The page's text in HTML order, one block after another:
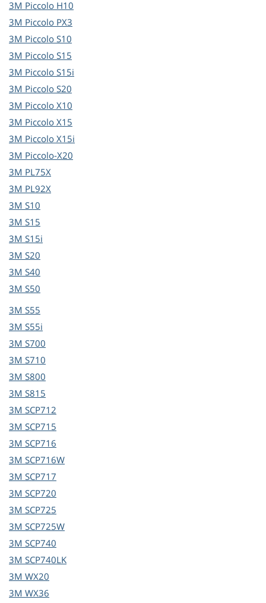
3M Piccolo H10
3M Piccolo PX3
3M Piccolo S10
3M Piccolo S15
3M Piccolo S15i
3M Piccolo S20
3M Piccolo X10
3M Piccolo X15
3M Piccolo X15i
3M Piccolo-X20
3M PL75X
3M PL92X
3M S10
3M S15
3M S15i
3M S20
3M S40
3M S50
3M S55
3M S55i
3M S700
3M S710
3M S800
3M S815
3M SCP712
3M SCP715
3M SCP716
3M SCP716W
3M SCP717
3M SCP720
3M SCP725
3M SCP725W
3M SCP740
3M SCP740LK
3M WX20
3M WX36